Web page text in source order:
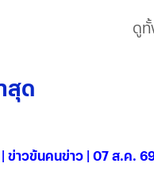
ดู
สุด
ข่าวข้นคนข่าว | 07 ส.ค.